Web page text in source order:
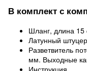
В комплект с
Шланг, длина
Латунный
Разветвитель
мм. Выходные
Инструкция.